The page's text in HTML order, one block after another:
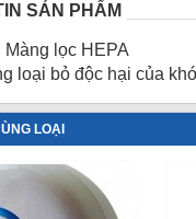
SẢN PHẨM
Màng lọc HEPA
loại bỏ độc hại của
LOẠI